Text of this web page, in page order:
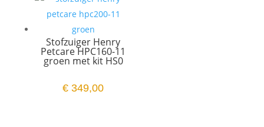
Stofzuiger Henry
Petcare HPC160-11
groen met kit HS0
€ 349,00